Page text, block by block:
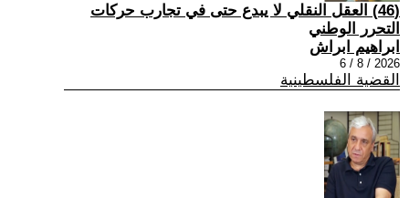
(46) العقل النقلي لا يبدع حتى في تجارب حركات
التحرر الوطني
ابراهيم ابراش
2026 / 8 / 6
القضية الفلسطينية